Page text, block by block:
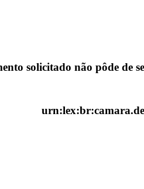
solicitado não pôde de